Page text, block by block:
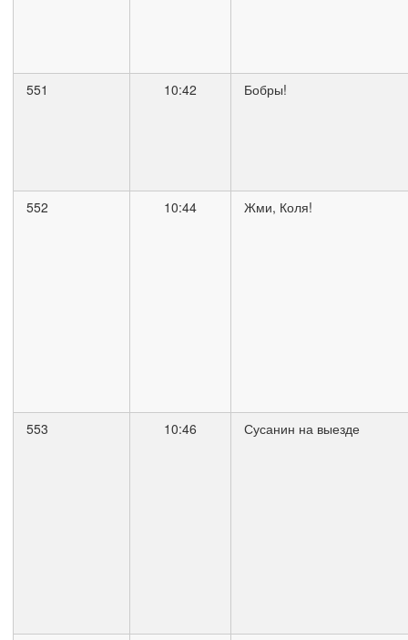
551 10:42 Бобры!
552 10:44 Жми, Коля!
553 10:46 Сусанин на выезде